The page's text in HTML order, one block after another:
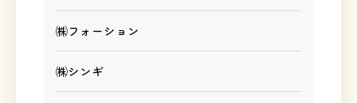
㈱フォーション
㈱シンギ